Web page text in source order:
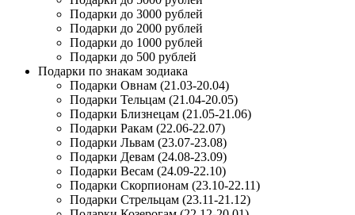
Подарки до 3000 рублей
Подарки до 2000 рублей
Подарки до 1000 рублей
Подарки до 500 рублей
Подарки по знакам зодиака
Подарки Овнам (21.03-20.04)
Подарки Тельцам (21.04-20.05)
Подарки Близнецам (21.05-21.06)
Подарки Ракам (22.06-22.07)
Подарки Львам (23.07-23.08)
Подарки Девам (24.08-23.09)
Подарки Весам (24.09-22.10)
Подарки Скорпионам (23.10-22.11)
Подарки Стрельцам (23.11-21.12)